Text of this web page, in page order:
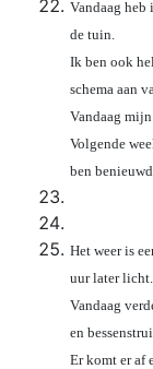
Vandaag heb
de tuin.
Ik ben ook
schema aan
Vandaag
Volgende
ben
Het weer is
uur later licht.
Vandaag
en
Er komt er af